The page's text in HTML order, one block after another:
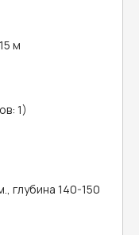
15 м
1)
глубина 140-150